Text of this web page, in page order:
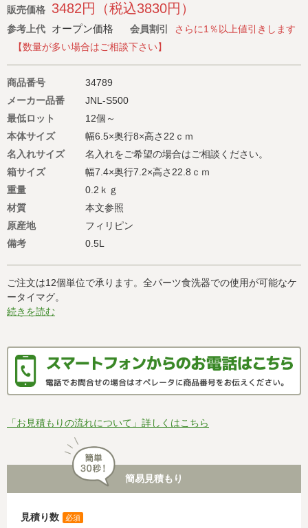
販売価格 3482円（税込3830円）
参考上代 オープン価格 会員割引
さらに1％以上値引きします
【数量が多い場合はご相談下さい】
商品番号
34789
メーカー品番
JNL-S500
最低ロット
12個～
本体サイズ
幅6.5×奥行8×高さ22ｃｍ
名入れサイズ
名入れをご希望の場合はご相談ください。
箱サイズ
幅7.4×奥行7.2×高さ22.8ｃｍ
重量
0.2ｋｇ
材質
本文参照
原産地
フィリピン
備考
0.5L
ご注文は12個単位で承ります。全パーツ食洗器での使用が可能なケ
ータイマグ。
続きを読む
「お見積もりの流れについて」詳しくはこちら
簡易見積もり
見積り数 必須